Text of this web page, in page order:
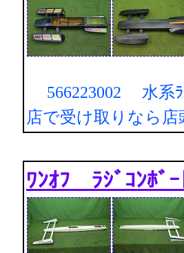
566223002 水系ﾗ
店で受け取りなら店
ﾜﾝｵﾌ ﾗｼﾞｺﾝﾎﾞ